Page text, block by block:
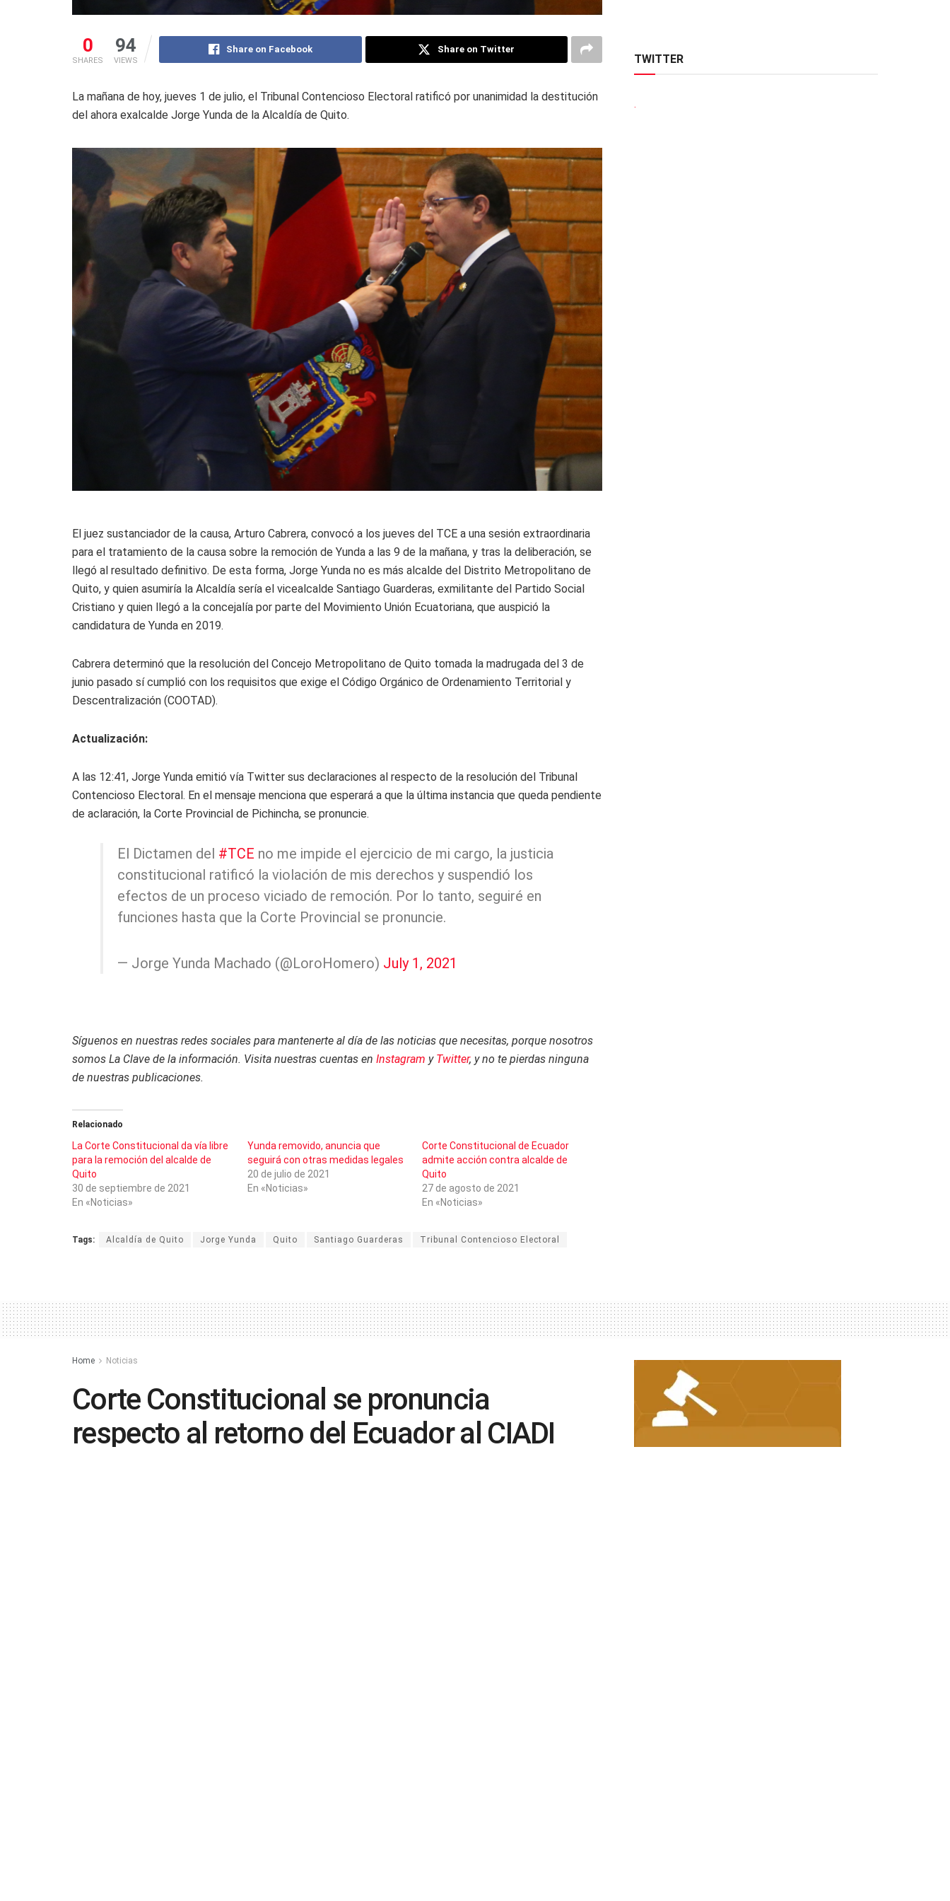
0
SHARES
94
VIEWS
Share on Facebook Share on Twitter
La mañana de hoy, jueves 1 de julio, el Tribunal Contencioso Electoral ratificó por unanimidad la destitución
del ahora exalcalde Jorge Yunda de la Alcaldía de Quito.
El juez sustanciador de la causa, Arturo Cabrera, convocó a los jueves del TCE a una sesión extraordinaria
para el tratamiento de la causa sobre la remoción de Yunda a las 9 de la mañana, y tras la deliberación, se
llegó al resultado definitivo. De esta forma, Jorge Yunda no es más alcalde del Distrito Metropolitano de
Quito, y quien asumiría la Alcaldía sería el vicealcalde Santiago Guarderas, exmilitante del Partido Social
Cristiano y quien llegó a la concejalía por parte del Movimiento Unión Ecuatoriana, que auspició la
candidatura de Yunda en 2019.
Cabrera determinó que la resolución del Concejo Metropolitano de Quito tomada la madrugada del 3 de
junio pasado sí cumplió con los requisitos que exige el Código Orgánico de Ordenamiento Territorial y
Descentralización (COOTAD).
Actualización:
A las 12:41, Jorge Yunda emitió vía Twitter sus declaraciones al respecto de la resolución del Tribunal
Contencioso Electoral. En el mensaje menciona que esperará a que la última instancia que queda pendiente
de aclaración, la Corte Provincial de Pichincha, se pronuncie.
El Dictamen del #TCE no me impide el ejercicio de mi cargo, la justicia
constitucional ratificó la violación de mis derechos y suspendió los
efectos de un proceso viciado de remoción. Por lo tanto, seguiré en
funciones hasta que la Corte Provincial se pronuncie.
— Jorge Yunda Machado (@LoroHomero) July 1, 2021
Síguenos en nuestras redes sociales para mantenerte al día de las noticias que necesitas, porque nosotros
somos La Clave de la información. Visita nuestras cuentas en Instagram y Twitter, y no te pierdas ninguna
de nuestras publicaciones.
Relacionado
La Corte Constitucional da vía libre
para la remoción del alcalde de
Quito
30 de septiembre de 2021
En «Noticias»
Yunda removido, anuncia que
seguirá con otras medidas legales
20 de julio de 2021
En «Noticias»
Corte Constitucional de Ecuador
admite acción contra alcalde de
Quito
27 de agosto de 2021
En «Noticias»
Tags: Alcaldía de Quito Jorge Yunda Quito Santiago Guarderas Tribunal Contencioso Electoral
TWITTER
Home Noticias
Corte Constitucional se pronuncia
respecto al retorno del Ecuador al CIADI